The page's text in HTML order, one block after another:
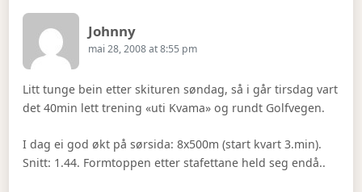
JohnnySays:
mai 28, 2008 at 8:55 pm
Litt tunge bein etter skituren søndag, så i går tirsdag vart
det 40min lett trening «uti Kvama» og rundt Golfvegen.
I dag ei god økt på sørsida: 8x500m (start kvart 3.min).
Snitt: 1.44. Formtoppen etter stafettane held seg endå..